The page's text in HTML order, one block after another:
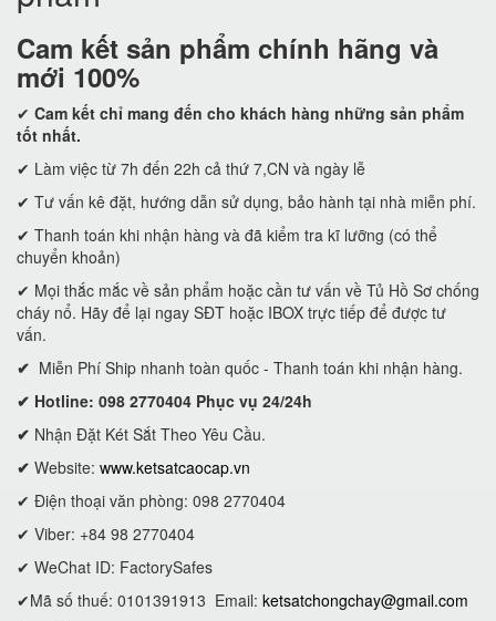
Cam kết sản phẩm chính hãng và
mới 100%
✔ Cam kết chỉ mang đến cho khách hàng những sản phẩm
tốt nhất.
✔ Làm việc từ 7h đến 22h cả thứ 7,CN và ngày lễ
✔ Tư vấn kê đặt, hướng dẫn sử dụng, bảo hành tại nhà miễn phí.
✔ Thanh toán khi nhận hàng và đã kiểm tra kĩ lưỡng (có thể
chuyển khoản)
✔ Mọi thắc mắc về sản phẩm hoặc cần tư vấn về Tủ Hồ Sơ chống
cháy nổ. Hãy để lại ngay SĐT hoặc IBOX trực tiếp để được tư
vấn.
✔ Miễn Phí Ship nhanh toàn quốc - Thanh toán khi nhận hàng.
✔ Hotline: 098 2770404 Phục vụ 24/24h
✔ Nhận Đặt Két Sắt Theo Yêu Cầu.
✔ Website: www.ketsatcaocap.vn
✔ Điện thoại văn phòng: 098 2770404
✔ Viber: +84 98 2770404
✔ WeChat ID: FactorySafes
✔Mã số thuế: 0101391913 Email: ketsatchongchay@gmail.com